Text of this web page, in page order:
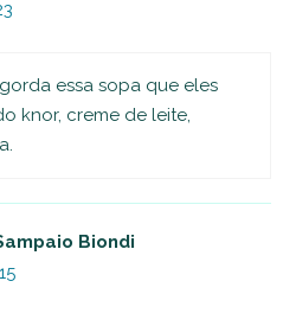
essa sopa que eles
knor, creme de leite,
Biondi